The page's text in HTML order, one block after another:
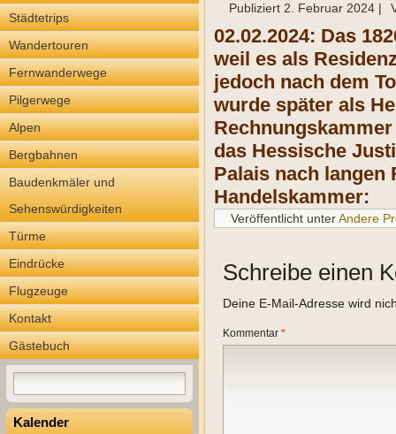
Städtetrips
Wandertouren
Fernwanderwege
Pilgerwege
Alpen
Bergbahnen
Baudenkmäler und
Sehenswürdigkeiten
Türme
Eindrücke
Flugzeuge
Kontakt
Gästebuch
Kalender
Publiziert 2. Februar 2024 |
02.02.2024: Das
weil es als
jedoch nach dem
wurde später als
das Hessische
Palais nach langen
Handelskammer:
Veröffentlicht unterAndere
Schreibe einen
Deine E-Mail-Adresse wird
Kommentar *